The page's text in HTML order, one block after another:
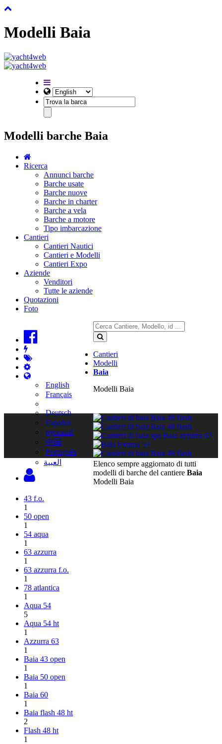
Modelli Baia
Modelli barche Baia
Ricerca
Annunci barche
Barche usate
Barche nuove
Barche in charter
Barche a vela
Barche a motore
Tipo imbarcazione
Cantieri
Cantieri Nautici
Cantieri e Modelli
Cantieri Expo
Aziende
Venditori
Tutte le aziende
Quotazioni
Foto
English
Français
Deutsch
Español
русский
中国
Português
‫العبية
Cantieri
Modelli
Baia
Modelli Baia
Elenco sempre aggiornato di tutti
modelli di barche del cantiere Baia
Modelli Baia
43 f.o.
1
50 open
1
54 aqua
1
63 azzurra
1
63 azzurra f.o.
1
78 atlantica
1
Aqua 54
5
Aqua 54 ht
1
Azzurra 63
1
Baia 43 open
1
Baia 50 open
1
Baia 60
1
Baia flash 48 ht
2
Flash 48 ht
1